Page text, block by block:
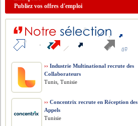
Publiez vos offres d'emploi
›› Industrie Multinational recrute des
Collaborateurs
Tunis, Tunisie
›› Concentrix recrute en Réception des
Appels
Tunisie